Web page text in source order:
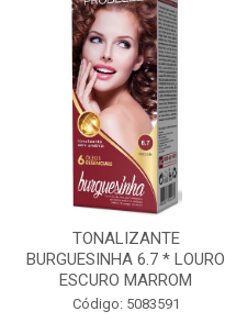
TONALIZANTE
BURGUESINHA 6.7 * LOURO
ESCURO MARROM
Código: 5083591